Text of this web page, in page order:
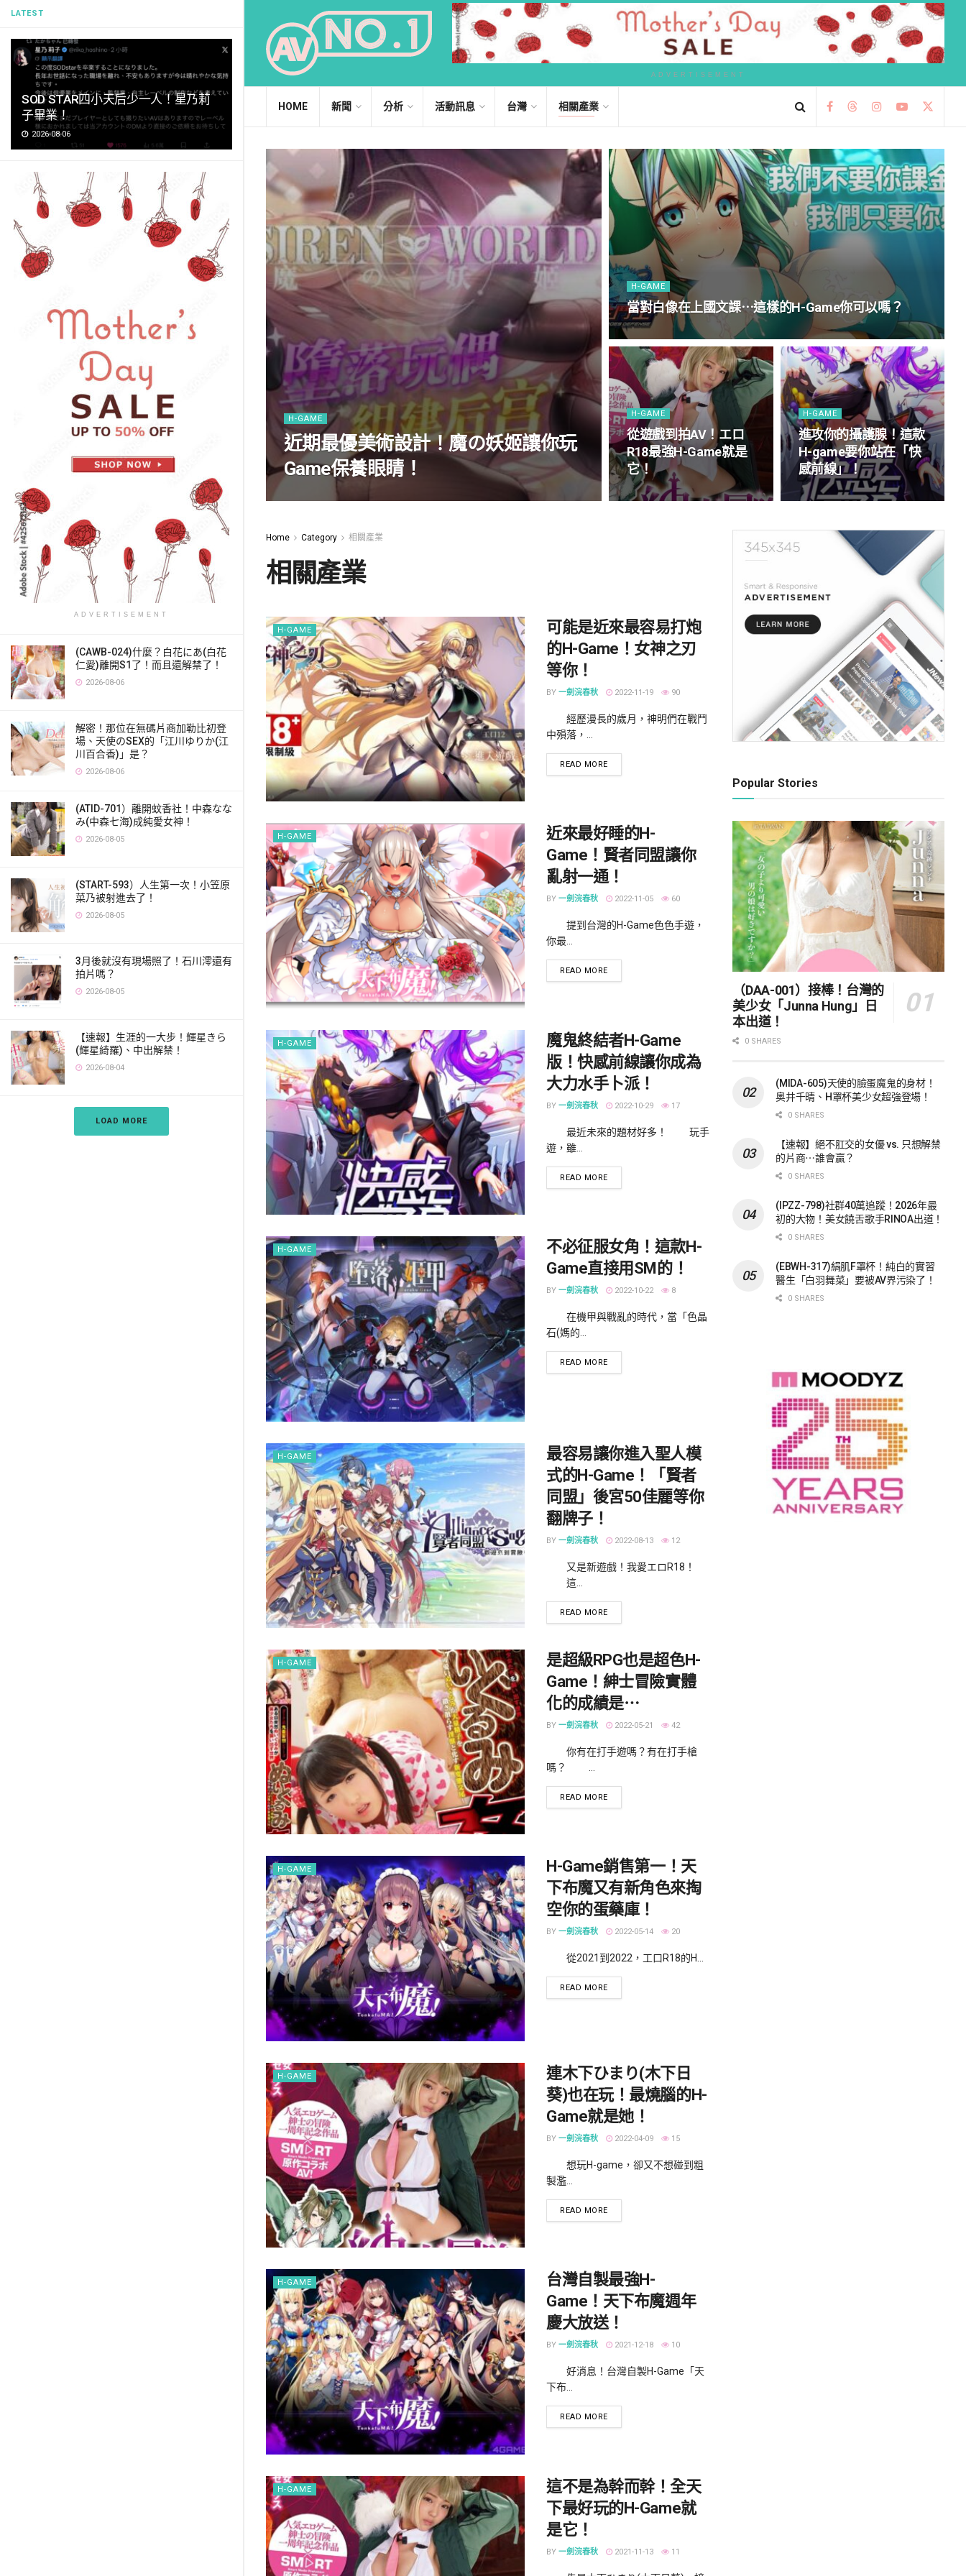
LATEST
SOD STAR四小天后少一人！星乃莉
子畢業！
2026-08-06
ADVERTISEMENT
(CAWB-024)什麼？白花にあ(白花
仁愛)離開S1了！而且還解禁了！
2026-08-06
解密！那位在無碼片商加勒比初登
場、天使のSEX的「江川ゆりか(江
川百合香)」是？
2026-08-06
(ATID-701）離開蚊香社！中森なな
み(中森七海)成純愛女神！
2026-08-05
(START-593）人生第一次！小笠原
菜乃被射進去了！
2026-08-05
3月後就沒有現場照了！石川澪還有
拍片嗎？
2026-08-05
【速報】生涯的一大步！輝星きら
(輝星綺羅)、中出解禁！
2026-08-04
LOAD MORE
ADVERTISEMENT
HOME 新聞 分析 活動訊息 台灣 相關產業
H-GAME
近期最優美術設計！魔の妖姬讓你玩
Game保養眼睛！
H-GAME
當對白像在上國文課⋯這樣的H-Game你可以嗎？
H-GAME
從遊戲到拍AV！エロ
R18最強H-Game就是
它！
H-GAME
進攻你的攝護腺！這款
H-game要你站在「快
感前線」！
Home Category 相關產業
相關產業
H-GAME
可能是近來最容易打炮
的H-Game！女神之刃
等你！
BY 一劍浣春秋 2022-11-19 90
經歷漫長的歲月，神明們在戰鬥
中殞落，...
READ MOREDETAILS
H-GAME
近來最好睡的H-
Game！賢者同盟讓你
亂射一通！
BY 一劍浣春秋 2022-11-05 60
提到台灣的H-Game色色手遊，
你最...
READ MOREDETAILS
H-GAME
魔鬼終結者H-Game
版！快感前線讓你成為
大力水手卜派！
BY 一劍浣春秋 2022-10-29 17
最近未來的題材好多！ 玩手
遊，雖...
READ MOREDETAILS
H-GAME
不必征服女角！這款H-
Game直接用SM的！
BY 一劍浣春秋 2022-10-22 8
在機甲與戰亂的時代，當「色晶
石(媽的...
READ MOREDETAILS
H-GAME
最容易讓你進入聖人模
式的H-Game！「賢者
同盟」後宮50佳麗等你
翻牌子！
BY 一劍浣春秋 2022-08-13 12
又是新遊戲！我愛エロR18！
這...
READ MOREDETAILS
H-GAME
是超級RPG也是超色H-
Game！紳士冒險實體
化的成績是⋯
BY 一劍浣春秋 2022-05-21 42
你有在打手遊嗎？有在打手槍
嗎？ ...
READ MOREDETAILS
H-GAME
H-Game銷售第一！天
下布魔又有新角色來掏
空你的蛋藥庫！
BY 一劍浣春秋 2022-05-14 20
從2021到2022，工口R18的H...
READ MOREDETAILS
H-GAME
連木下ひまり(木下日
葵)也在玩！最燒腦的H-
Game就是她！
BY 一劍浣春秋 2022-04-09 15
想玩H-game，卻又不想碰到粗
製濫...
READ MOREDETAILS
H-GAME
台灣自製最強H-
Game！天下布魔週年
慶大放送！
BY 一劍浣春秋 2021-12-18 10
好消息！台灣自製H-Game「天
下布...
READ MOREDETAILS
H-GAME
這不是為幹而幹！全天
下最好玩的H-Game就
是它！
BY 一劍浣春秋 2021-11-13 11
Popular Stories
（DAA-001）接棒！台灣的
美少女「Junna Hung」日
本出道！
0 SHARES
(MIDA-605)天使的臉蛋魔鬼的身材！
奥井千晴、H罩杯美少女超強登場！
0 SHARES
【速報】絕不肛交的女優 vs. 只想解禁
的片商⋯誰會贏？
0 SHARES
(IPZZ-798)社群40萬追蹤！2026年最
初的大物！美女饒舌歌手RINOA出道！
0 SHARES
(EBWH-317)絹肌F罩杯！純白的實習
醫生「白羽舞菜」要被AV界污染了！
0 SHARES